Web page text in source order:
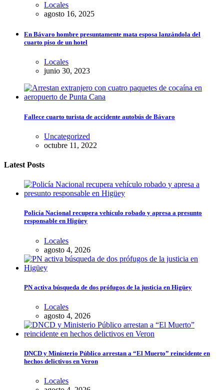
Locales
agosto 16, 2025
En Bávaro hombre presuntamente mata esposa lanzándola del
cuarto piso de un hotel
Locales
junio 30, 2023
Fallece cuarto turista de accidente autobús de Bávaro
Uncategorized
octubre 11, 2022
Latest Posts
Policía Nacional recupera vehículo robado y apresa a presunto
responsable en Higüey
Locales
agosto 4, 2026
PN activa búsqueda de dos prófugos de la justicia en Higüey
Locales
agosto 4, 2026
DNCD y Ministerio Público arrestan a “El Muerto” reincidente en
hechos delictivos en Veron
Locales